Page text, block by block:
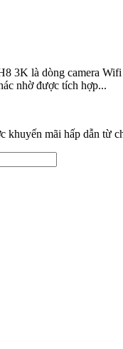
3K là dòng camera
nhờ được tích hợp...
khuyến mãi hấp dẫn từ